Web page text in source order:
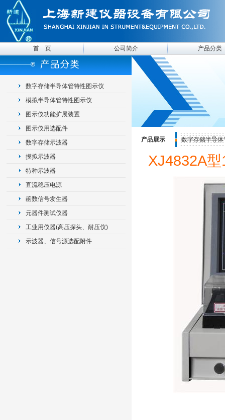
首 页 公司简介 产品分类
数字存储半导体管特性图示仪
模拟半导体管特性图示仪
图示仪功能扩展装置
图示仪用选配件
数字存储示波器
摸拟示波器
特种示波器
直流稳压电源
函数信号发生器
元器件测试仪器
工业用仪器(高压探头、耐压仪)
示波器、信号源选配附件
产品展示 数字存储半导体
XJ4832A